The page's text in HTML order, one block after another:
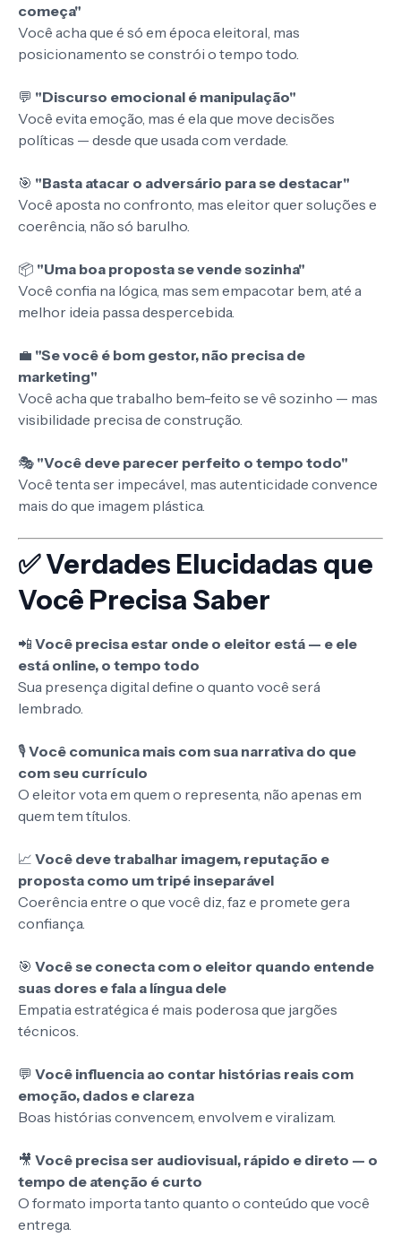
começa"
Você acha que é só em época eleitoral, mas
posicionamento se constrói o tempo todo.
💬 "Discurso emocional é manipulação"
Você evita emoção, mas é ela que move decisões
políticas — desde que usada com verdade.
🎯 "Basta atacar o adversário para se destacar"
Você aposta no confronto, mas eleitor quer soluções e
coerência, não só barulho.
📦 "Uma boa proposta se vende sozinha"
Você confia na lógica, mas sem empacotar bem, até a
melhor ideia passa despercebida.
💼 "Se você é bom gestor, não precisa de
marketing"
Você acha que trabalho bem-feito se vê sozinho — mas
visibilidade precisa de construção.
🎭 "Você deve parecer perfeito o tempo todo"
Você tenta ser impecável, mas autenticidade convence
mais do que imagem plástica.
✅ Verdades Elucidadas que
Você Precisa Saber
📲 Você precisa estar onde o eleitor está — e ele
está online, o tempo todo
Sua presença digital define o quanto você será
lembrado.
🎙️Você comunica mais com sua narrativa do que
com seu currículo
O eleitor vota em quem o representa, não apenas em
quem tem títulos.
📈 Você deve trabalhar imagem, reputação e
proposta como um tripé inseparável
Coerência entre o que você diz, faz e promete gera
confiança.
🎯 Você se conecta com o eleitor quando entende
suas dores e fala a língua dele
Empatia estratégica é mais poderosa que jargões
técnicos.
💬 Você influencia ao contar histórias reais com
emoção, dados e clareza
Boas histórias convencem, envolvem e viralizam.
🎥 Você precisa ser audiovisual, rápido e direto — o
tempo de atenção é curto
O formato importa tanto quanto o conteúdo que você
entrega.